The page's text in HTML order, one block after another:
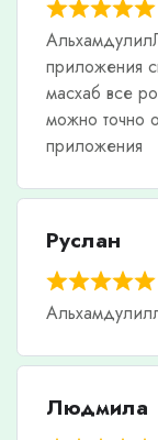
приложения
масхаб все
можно точно
приложения
Руслан
Людмила